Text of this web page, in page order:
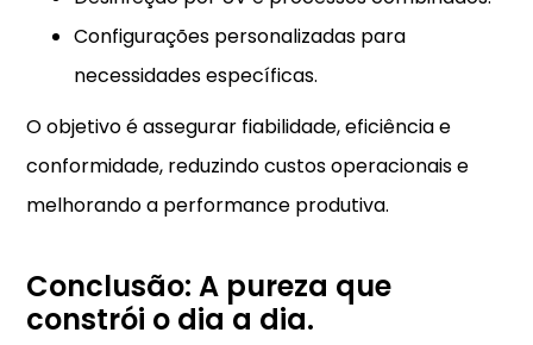
Configurações personalizadas para
necessidades específicas.
O objetivo é assegurar fiabilidade, eficiência e
conformidade, reduzindo custos operacionais e
melhorando a performance produtiva.
Conclusão: A pureza que
constrói o dia a dia.